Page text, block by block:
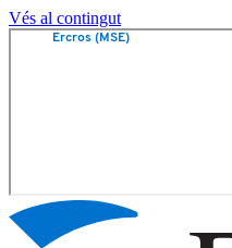
Vés al contingut